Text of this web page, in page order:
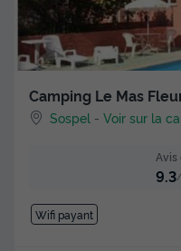
Camping Le Mas
Sospel -Voir sur la
Avis
9.3/
Wifi payant